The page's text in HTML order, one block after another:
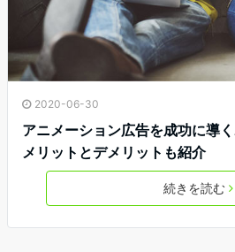
2020-06-30
アニメーション広告を成功に導
メリットとデメリットも紹介
続きを読む